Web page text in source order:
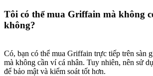
Tôi có thể mua Griffain mà không
không?
Có, bạn có thể mua Griffain trực tiếp trên sàn
mà không cần ví cá nhân. Tuy nhiên, nên sử
để bảo mật và kiểm soát tốt hơn.